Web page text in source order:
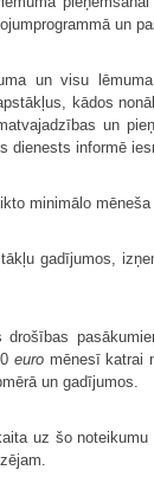
un
un visu
kādos
un
dienests informē
minimālo
gadījumos,
euromēnesī katrai
un gadījumos.
uz šo